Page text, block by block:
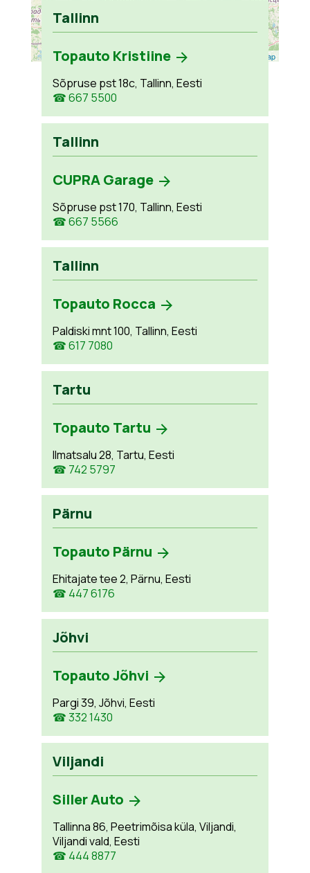
Leaflet OpenStreetMap
Tallinn
Topauto Kristiine
Sõpruse pst 18c, Tallinn, Eesti
☎ 667 5500
Tallinn
CUPRA Garage
Sõpruse pst 170, Tallinn, Eesti
☎ 667 5566
Tallinn
Topauto Rocca
Paldiski mnt 100, Tallinn, Eesti
☎ 617 7080
Tartu
Topauto Tartu
Ilmatsalu 28, Tartu, Eesti
☎ 742 5797
Pärnu
Topauto Pärnu
Ehitajate tee 2, Pärnu, Eesti
☎ 447 6176
Jõhvi
Topauto Jõhvi
Pargi 39, Jõhvi, Eesti
☎ 332 1430
Viljandi
Siller Auto
Tallinna 86, Peetrimõisa küla, Viljandi,
Viljandi vald, Eesti
☎ 444 8877